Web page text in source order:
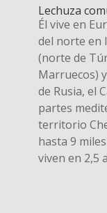
Lechuza
Él vive en
del norte en
(norte de
Marruecos)
de Rusia, el
partes
territorio
hasta 9
viven en 2,5